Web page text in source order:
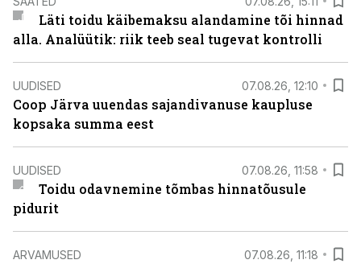
Läti toidu käibemaksu alandamine tõi hinnad
alla. Analüütik: riik teeb seal tugevat kontrolli
UUDISED 07.08.26, 12:10
Coop Järva uuendas sajandivanuse kaupluse
kopsaka summa eest
UUDISED 07.08.26, 11:58
Toidu odavnemine tõmbas hinnatõusule
pidurit
ARVAMUSED 07.08.26, 11:18